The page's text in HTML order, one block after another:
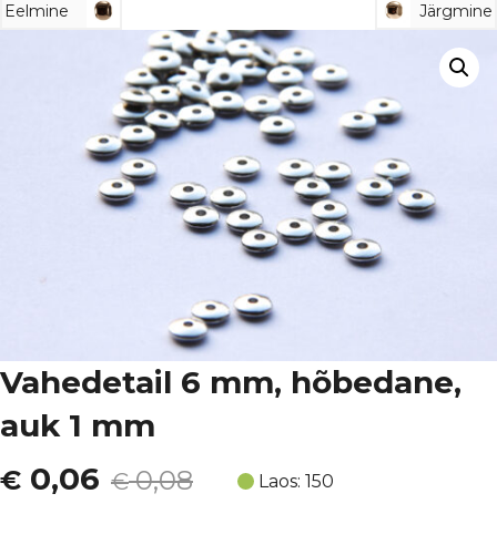
Eelmine Järgmine
Vahedetail 6 mm, hõbedane,
auk 1 mm
€0,08
Algne
€ 0,06
Current
Laos: 150